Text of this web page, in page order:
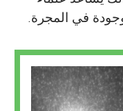
في المجرة.